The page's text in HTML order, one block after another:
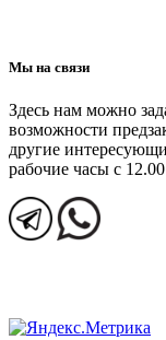
Мы на связи
Здесь нам можно
возможности
другие
рабочие часы с